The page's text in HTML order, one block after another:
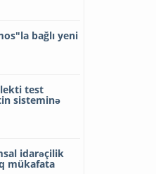
bağlı yeni
test
sisteminə
idarəçilik
mükafata